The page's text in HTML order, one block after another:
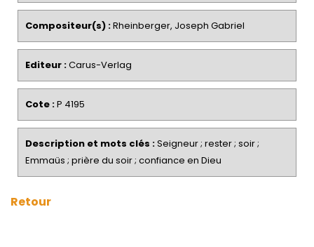
Compositeur(s) :Rheinberger, Joseph Gabriel
Editeur :Carus-Verlag
Cote :P 4195
Description et mots clés :Seigneur ; rester ; soir ;
Emmaüs ; prière du soir ; confiance en Dieu
Retour